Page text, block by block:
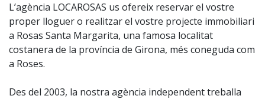
L’agència LOCAROSAS us ofereix reservar el vostre
proper lloguer o realitzar el vostre projecte immobiliari
a Rosas Santa Margarita, una famosa localitat
costanera de la província de Girona, més coneguda com
a Roses.
Des del 2003, la nostra agència independent treballa